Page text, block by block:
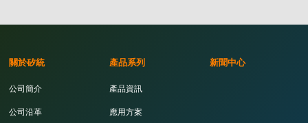
關於矽統
公司簡介
公司沿革
產品系列
產品資訊
應用方案
新聞中心